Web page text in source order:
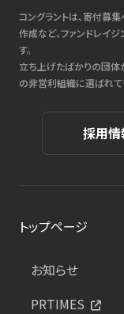
コングラントは、寄付募
作成など、ファンドレイ
す。
立ち上げたばかりの団
の非営利組織に選ばれて
採用情
トップページ
お知らせ
PRTIMES